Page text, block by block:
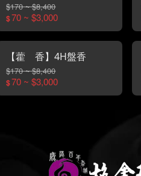
$170 ~ $8,400
$70 ~ $3,000
【藿 香】4H盤香
$170 ~ $8,400
$70 ~ $3,000